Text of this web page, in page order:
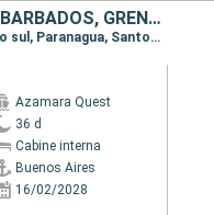
ARGENTINA, URUGUAI, BRASIL, ILHA REAL, TRINIDADE E TOBAGO, BARBADOS, GRENADA, SANTA LÚCIA, MARTINICA, DOMINICA, SÃO MARTINHO, TORTOLA, ESTADOS UNIDOS
Itinerário : Buenos Aires, Montevideu, Rio Grande do Sul, Porto Belo, Sao Francisco do sul, Paranagua, Santos, Ilhabela, Paraty, Rio de Janeiro, Salvador da Bahia, Natal, Belem, Ilha Real, Scarborough, Bridgetown, Granada, Castries, Saint-Pierre (Martinique), Roseau, Philippsburg, Road Town, Miami
Azamara Quest
36 d
Cabine interna
Buenos Aires
16/02/2028